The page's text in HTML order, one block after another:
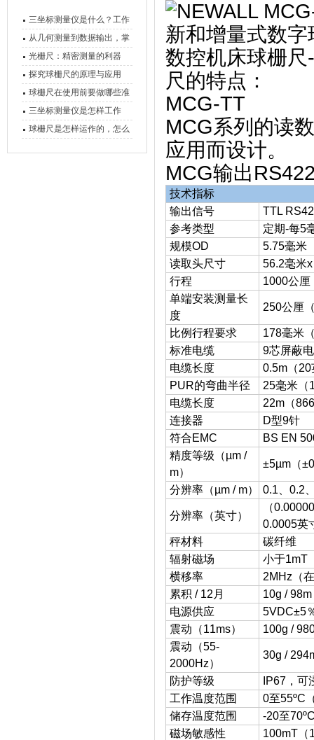
三坐标测量仪是什么？工作
原理、分类与核心功能一次
讲清
从几何测量到数据输出，掌
握万濠影像测量仪的六大核
心能力
光栅尺：精密测量的利器
探究球栅尺的原理与应用
球栅尺在使用前要做哪些准
备工作？
三坐标测量仪是怎样工作
的，功能有什么优势？
球栅尺是怎样运作的，怎么
数控机床球栅
尺的特点：
MCG-TT
MCG系列的读
应用而设计。
MCG输出
技术指标
输出信号
TTL
参考类型
定期-每5
规模OD
5.75毫米
读取头尺寸
56.2毫米
行程
1000公厘
单端安装测量长
度
250公厘
比例行程要求
178毫米
标准电缆
9芯屏蔽
电缆长度
0.5m（20
PUR的弯曲半径
25毫米（
电缆长度
22m（
连接器
D型9针
符合EMC
BS EN
精度等级（µm /
m）
±5µm（
分辨率（µm / m） 0.1、0.2
分辨率（英寸）
（
0.0005英
秤材料
碳纤维
辐射磁场
小于1mT
横移率
2MHz（
累积 / 12月
10g /
电源供应
5VDC±5
震动（11ms）
100g /
震动（55-
2000Hz）
30g /
防护等级
IP67，
工作温度范围
0至55ºC
储存温度范围
-20至
磁场敏感性
100mT（